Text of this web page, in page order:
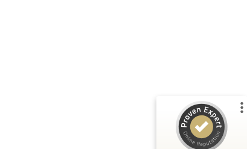
Kundenbewertungen und Erfahrungen zu
Kanzlei Dr. Araujo Kurth